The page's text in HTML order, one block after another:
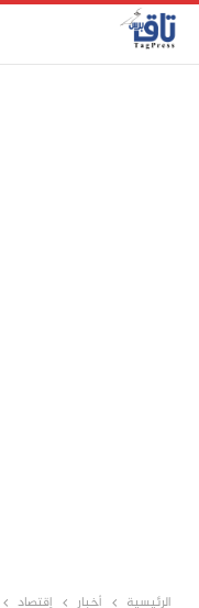
الرئيسية أخبار إقتصاد